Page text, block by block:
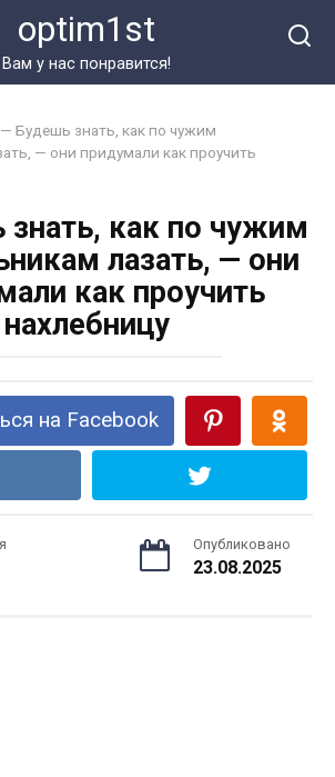
optim1st
Вам у нас понравится!
— Будешь знать, как по чужим
— они придумали как проучить
как по чужим
лазать, — они
как проучить
нахлебницу
на Facebook
Опубликовано
23.08.2025